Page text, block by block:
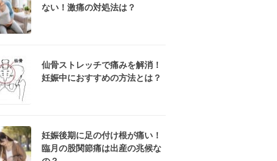
ない！激痛の対処法は？
仙骨ストレッチで痛みを解消！
妊娠中におすすめの方法とは？
妊娠後期に足の付け根が痛い！
臨月の股関節痛は出産の兆候な